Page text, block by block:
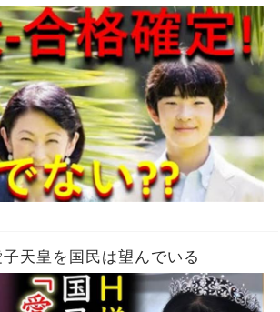
天皇を国民は望んでいる